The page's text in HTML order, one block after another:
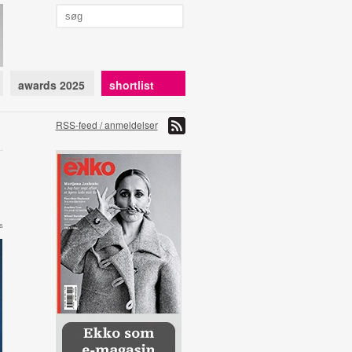
awards 2025 shortlist
RSS-feed / anmeldelser